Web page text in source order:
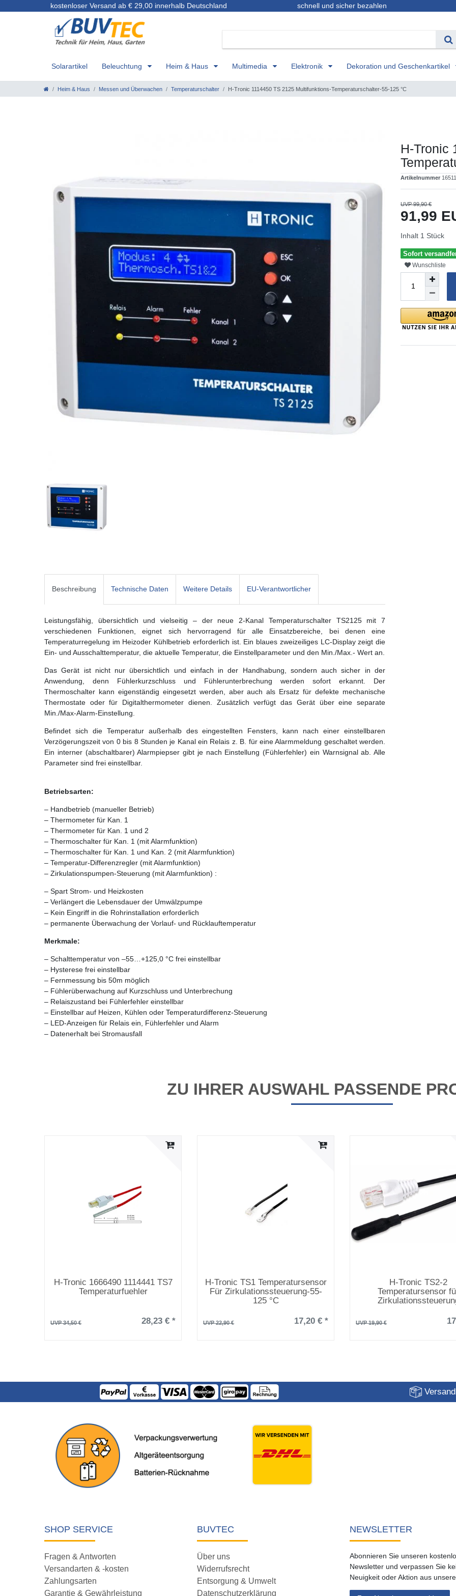
kostenloser Versand ab € 29,00 innerhalb Deutschland schnell und sicher bezahlen
Solarartikel Beleuchtung Heim & Haus Multimedia Elektronik Dekoration und Geschenkartikel
Heim & Haus Messen und Überwachen Temperaturschalter H-Tronic 1114450 TS 2125 Multifunktions-Temperaturschalter-55-125 °C
H-Tronic
Artikelnummer
UVP 99,90 €
91,99
Inhalt 1 Stück
Sofort
Wunschliste
Beschreibung Technische Daten Weitere Details EU-Verantwortlicher
Leistungsfähig, übersichtlich und vielseitig – der neue 2-Kanal Temperaturschalter TS2125 mit 7
verschiedenen Funktionen, eignet sich hervorragend für alle Einsatzbereiche, bei denen eine
Temperaturregelung im Heizoder Kühlbetrieb erforderlich ist. Ein blaues zweizeiliges LC-Display zeigt die
Ein- und Ausschalttemperatur, die aktuelle Temperatur, die Einstellparameter und den Min./Max.- Wert an.
Das Gerät ist nicht nur übersichtlich und einfach in der Handhabung, sondern auch sicher in der
Anwendung, denn Fühlerkurzschluss und Fühlerunterbrechung werden sofort erkannt. Der
Thermoschalter kann eigenständig eingesetzt werden, aber auch als Ersatz für defekte mechanische
Thermostate oder für Digitalthermometer dienen. Zusätzlich verfügt das Gerät über eine separate
Min./Max-Alarm-Einstellung.
Befindet sich die Temperatur außerhalb des eingestellten Fensters, kann nach einer einstellbaren
Verzögerungszeit von 0 bis 8 Stunden je Kanal ein Relais z. B. für eine Alarmmeldung geschaltet werden.
Ein interner (abschaltbarer) Alarmpiepser gibt je nach Einstellung (Fühlerfehler) ein Warnsignal ab. Alle
Parameter sind frei einstellbar.
Betriebsarten:
– Handbetrieb (manueller Betrieb)
– Thermometer für Kan. 1
– Thermometer für Kan. 1 und 2
– Thermoschalter für Kan. 1 (mit Alarmfunktion)
– Thermoschalter für Kan. 1 und Kan. 2 (mit Alarmfunktion)
– Temperatur-Differenzregler (mit Alarmfunktion)
– Zirkulationspumpen-Steuerung (mit Alarmfunktion) :
– Spart Strom- und Heizkosten
– Verlängert die Lebensdauer der Umwälzpumpe
– Kein Eingriff in die Rohrinstallation erforderlich
– permanente Überwachung der Vorlauf- und Rücklauftemperatur
Merkmale:
– Schalttemperatur von –55…+125,0 °C frei einstellbar
– Hysterese frei einstellbar
– Fernmessung bis 50m möglich
– Fühlerüberwachung auf Kurzschluss und Unterbrechung
– Relaiszustand bei Fühlerfehler einstellbar
– Einstellbar auf Heizen, Kühlen oder Temperaturdifferenz-Steuerung
– LED-Anzeigen für Relais ein, Fühlerfehler und Alarm
– Datenerhalt bei Stromausfall
ZU IHRER AUSWAHL PASSENDE
H-Tronic 1666490 1114441 TS7
Temperaturfuehler
UVP 34,50 € 28,23 € *
H-Tronic TS1 Temperatursensor
Für Zirkulationssteuerung-55-
125 °C
UVP 22,90 € 17,20 € *
H-Tronic TS2-2
Temperatursensor
UVP 19,90 €
SHOP SERVICE
Fragen & Antworten
Versandarten & -kosten
Zahlungsarten
Garantie & Gewährleistung
BUVTEC
Über uns
Widerrufsrecht
Entsorgung & Umwelt
Datenschutzerklärung
NEWSLETTER
Abonnieren Sie unseren
Newsletter und verpassen Sie
Neuigkeit oder Aktion aus